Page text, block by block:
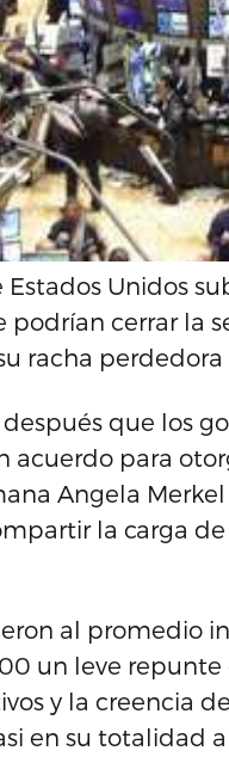
Estados Unidos
cerrar la
racha
después que los
acuerdo para
Angela
la carga
al promedio
un leve
y la creencia
en su totalidad